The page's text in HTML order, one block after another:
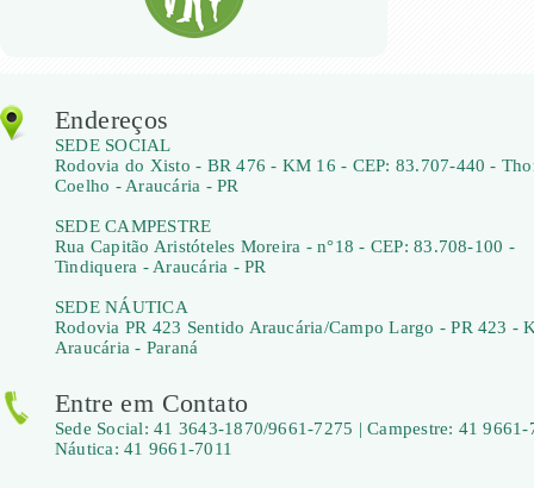
Endereços
SEDE SOCIAL
Rodovia do Xisto - BR 476 - KM 16 - CEP: 83.707-440 -
Coelho - Araucária - PR
SEDE CAMPESTRE
Rua Capitão Aristóteles Moreira - n°18 - CEP: 83.708-100 -
Tindiquera - Araucária - PR
SEDE NÁUTICA
Rodovia PR 423 Sentido Araucária/Campo Largo - PR 423 -
Araucária - Paraná
Entre em Contato
Sede Social: 41 3643-1870/9661-7275 | Campestre: 41 9661-
Náutica: 41 9661-7011